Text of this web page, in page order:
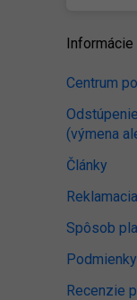
Informácie
Centrum
(výmena
Články
Reklamacia
Spôsob
Recenzie